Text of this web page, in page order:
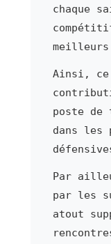
chaque
Ainsi, ce
poste
dans les
Par
par les
atout